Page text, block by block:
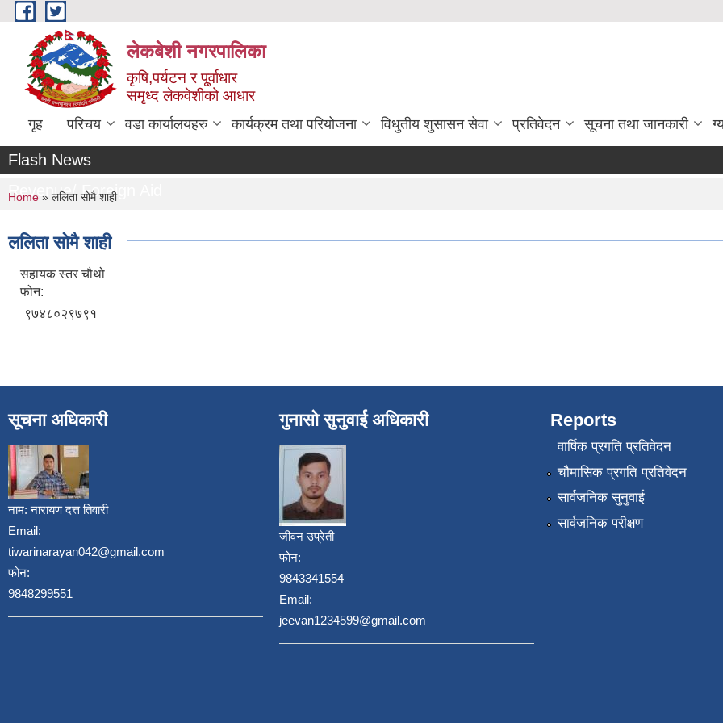
Skip to main content
लेकबेशी नगरपालिका
कृषि,पर्यटन र पू्र्वाधार
समृध्द लेकवेशीको आधार
गृह परिचय वडा कार्यालयहरु कार्यक्रम तथा परियोजना विधुतीय शुसासन सेवा प्रतिवेदन सूचना तथा जानकारी
Flash News
Revenue/ Foreign Aid
You are here
Home » ललिता सोमै शाही
ललिता सोमै शाही
सहायक स्तर चौथो
फोन:
९७४८०२९७९१
सूचना अधिकारी
नाम:नारायण दत्त तिवारी
Email:
tiwarinarayan042@gmail.com
फोन:
9848299551
गुनासो सुनुवाई अधिकारी
जीवन उप्रेती
फोन:
9843341554
Email:
jeevan1234599@gmail.com
Reports
वार्षिक प्रगति प्रतिवेदन
चौमासिक प्रगति प्रतिवेदन
सार्वजनिक सुनुवाई
सार्वजनिक परीक्षण